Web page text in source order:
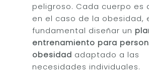
peligroso. Cada cuerpo es
en el caso de la obesidad,
fundamental diseñar un
entrenamiento para
obesidad adaptado a las
necesidades individuales.